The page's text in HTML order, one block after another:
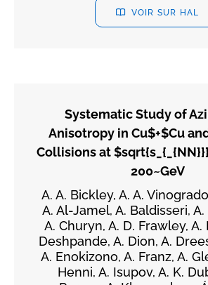
VOIR SUR HAL
Systematic Study of
Anisotropy in Cu$+$Cu
Collisions at
200~GeV
A. A. Bickley, A. A.
A. Al-Jamel, A. Baldisseri,
A. Churyn, A. D. Frawley, A.
Deshpande, A. Dion, A.
A. Enokizono, A. Franz, A.
Henni, A. Isupov, A. K.